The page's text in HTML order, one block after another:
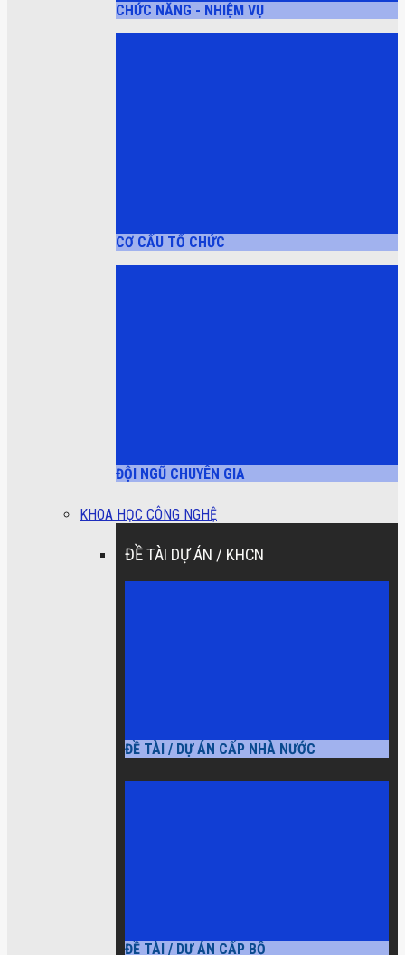
CHỨC NĂNG - NHIỆM VỤ
CƠ CẤU TỔ CHỨC
ĐỘI NGŨ CHUYÊN GIA
KHOA HỌC CÔNG NGHỆ
ĐỀ TÀI DỰ ÁN / KHCN
ĐỀ TÀI / DỰ ÁN CẤP NHÀ NƯỚC
ĐỀ TÀI / DỰ ÁN CẤP BỘ